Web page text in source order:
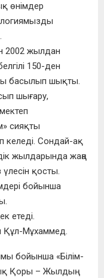
өнімдер
2002 жылдан
150-ден
басылып шықты.
шығару,
сияқты
келеді. Сондай-ақ
жылдарында жаңа
қосты.
бойынша
етеді.
Құл-Мұхаммед.
бойынша «Білім-
Қоры – Жылдың